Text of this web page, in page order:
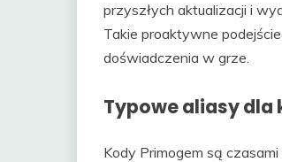
przyszłych aktualizacji i
Takie proaktywne
doświadczenia w grze.
Typowe aliasy dla
Kody Primogem są